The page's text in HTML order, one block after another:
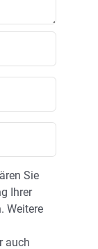
Sie
Ihrer
Weitere
auch